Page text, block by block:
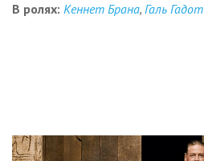
В ролях: Кеннет Брана, Галь Гадот